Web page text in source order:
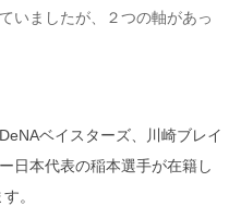
いましたが、２つの軸があっ
ベイスターズ、川崎ブレイ
日本代表の稲本選手が在籍し
。